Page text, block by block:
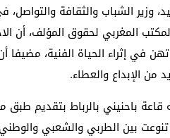
وزير الشباب والثقافة والتواصل،
المغربي لحقوق المؤلف، أن
في إثراء الحياة الفنية،
من الإبداع والعطاء.
قاعة باحنيني بالرباط بتقديم
بين الطربي والشعبي